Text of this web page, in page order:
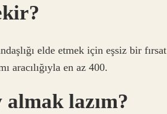
elde etmek için eşsiz bir fırsat
aracılığıyla en az 400.
lazım?